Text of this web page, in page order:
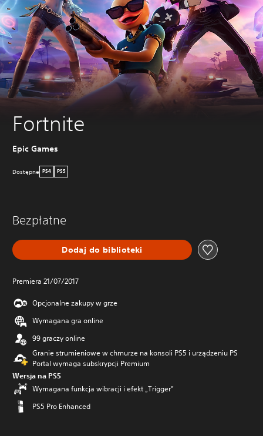
Fortnite
Epic Games
Dostępne PS4 PS5
Bezpłatne
Dodaj do biblioteki
Premiera 21/07/2017
Opcjonalne zakupy w grze
Wymagana gra online
99 graczy online
Granie strumieniowe w chmurze na konsoli PS5 i urządzeniu PS
Portal wymaga subskrypcji Premium
Wersja na PS5
Wymagana funkcja wibracji i efekt „Trigger”
PS5 Pro Enhanced